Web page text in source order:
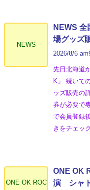
NEWS
NEWS
場グッズ
2026/8/6
先日北海道
K」 続いて
ッズ販売の
券が必要で
で会員登録
きをチェッ
ONE OK ROC
ONE OK
演 シャ